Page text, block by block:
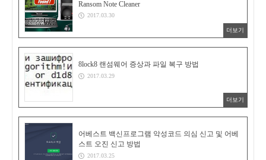
Ransom Note Cleaner
2017.03.30
더보기
8lock8 랜섬웨어 증상과 파일 복구 방법
2017.03.29
더보기
어베스트 백신프로그램 악성코드 의심 신고 및 어베
스트 오진 신고 방법
2017.03.25